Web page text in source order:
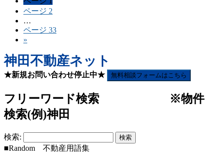
ページ 2
…
ページ 33
»
神田不動産ネット
★新規お問い合わせ停止中★ 無料相談フォームはこちら
フリーワード検索 ※物件
検索(例)神田
検索:
■Random 不動産用語集